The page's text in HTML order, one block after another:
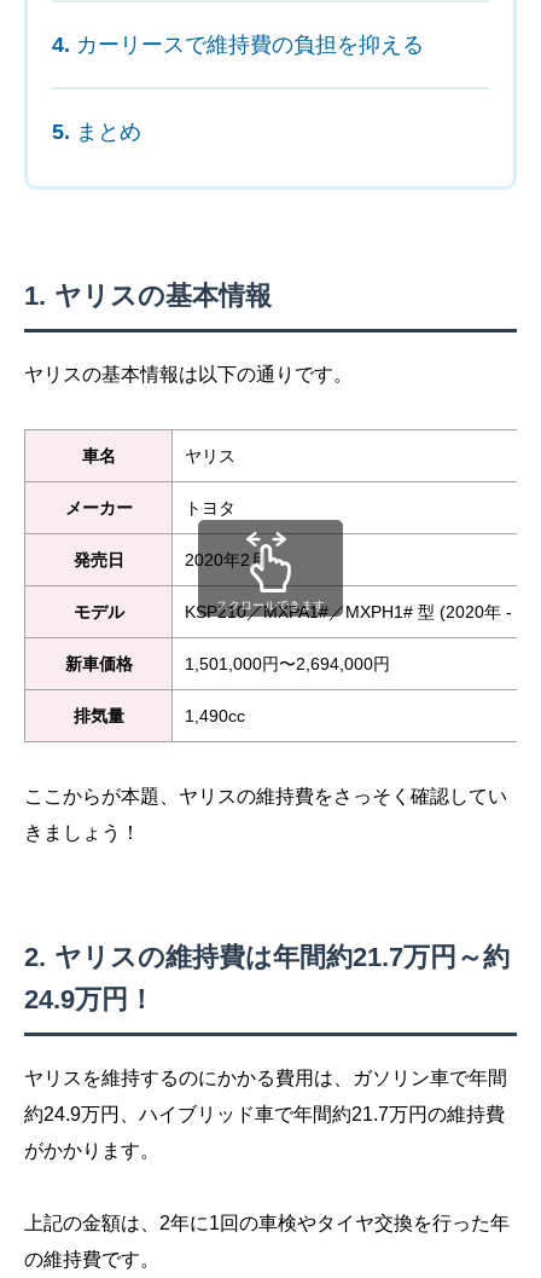
カーリースで維持費の負担を抑える
まとめ
ヤリスの基本情報
ヤリスの基本情報は以下の通りです。
車名 ヤリス
メーカー トヨタ
発売日 2020年2月
モデル KSP210／MXPA1#／MXPH1# 型 (2020年 - )
新車価格 1,501,000円〜2,694,000円
排気量 1,490cc
スクロールできます
ここからが本題、ヤリスの維持費をさっそく確認してい
きましょう！
ヤリスの維持費は年間約21.7万円～約
24.9万円！
ヤリスを維持するのにかかる費用は、ガソリン車で年間
約24.9万円、ハイブリッド車で年間約21.7万円の維持費
がかかります。
上記の金額は、2年に1回の車検やタイヤ交換を行った年
の維持費です。